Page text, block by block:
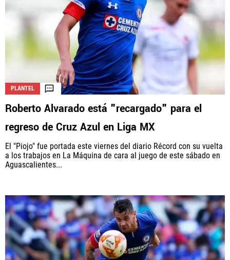
PLANTEL
Roberto Alvarado está "recargado" para el
regreso de Cruz Azul en Liga MX
El "Piojo" fue portada este viernes del diario Récord con su vuelta
a los trabajos en La Máquina de cara al juego de este sábado en
Aguascalientes...